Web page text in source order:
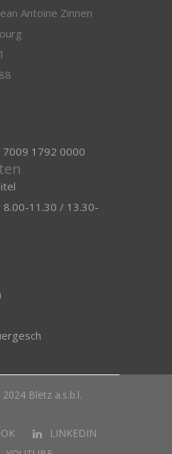
Antoine Zinnen
7009 1792 0000
8.00-11.30 / 13.30-
Blëtz a.s.b.l.
LINKEDIN